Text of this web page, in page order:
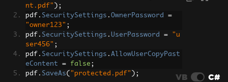
nt.pdf" );
pdf . SecuritySettings . OwnerPassword
=
"owner123" ;
pdf . SecuritySettings . UserPassword =
"u
ser456" ;
pdf . SecuritySettings . AllowUserCopyPast
eContent
= false ;
pdf . SaveAs( "protected.pdf" ); VB C#